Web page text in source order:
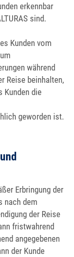
erkennbar
sind.
Kunden vom
während
Reise beinhalten,
Kunden die
geworden ist.
Erbringung der
nach dem
der Reise
fristwahrend
angegebenen
der Kunde